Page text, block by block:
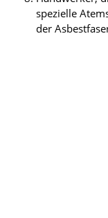
spezielle
der